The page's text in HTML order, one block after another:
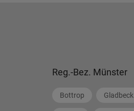
Reg.-Bez. Münster
Bottrop Gladbeck